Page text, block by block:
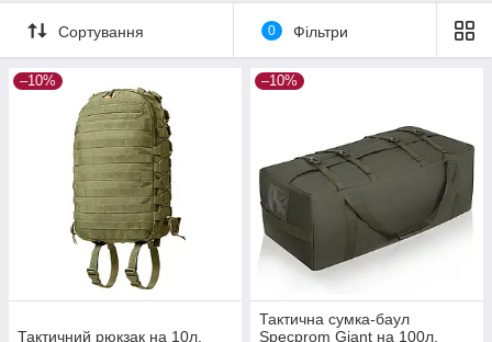
Сортування 0 Фільтри
–10%
Тактичний рюкзак на 10л.
–10%
Тактична сумка-баул
Specprom Giant на 100л.